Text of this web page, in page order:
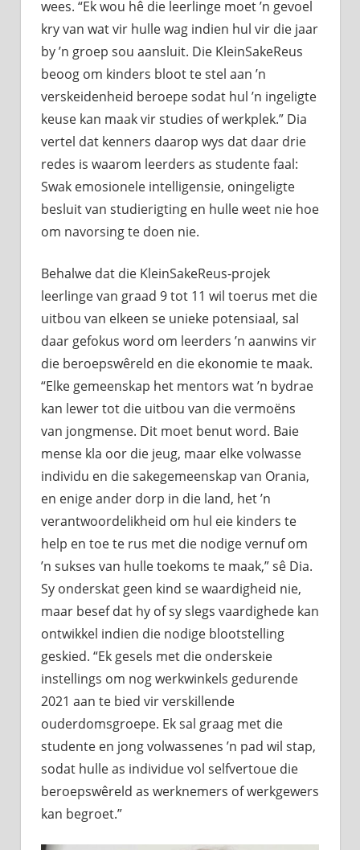
wees. “Ek wou hê die leerlinge moet ’n gevoel
kry van wat vir hulle wag indien hul vir die jaar
by ’n groep sou aansluit. Die KleinSakeReus
beoog om kinders bloot te stel aan ’n
verskeidenheid beroepe sodat hul ’n ingeligte
keuse kan maak vir studies of werkplek.” Dia
vertel dat kenners daarop wys dat daar drie
redes is waarom leerders as studente faal:
Swak emosionele intelligensie, oningeligte
besluit van studierigting en hulle weet nie hoe
om navorsing te doen nie.
Behalwe dat die KleinSakeReus-projek
leerlinge van graad 9 tot 11 wil toerus met die
uitbou van elkeen se unieke potensiaal, sal
daar gefokus word om leerders ’n aanwins vir
die beroepswêreld en die ekonomie te maak.
“Elke gemeenskap het mentors wat ’n bydrae
kan lewer tot die uitbou van die vermoëns
van jongmense. Dit moet benut word. Baie
mense kla oor die jeug, maar elke volwasse
individu en die sakegemeenskap van Orania,
en enige ander dorp in die land, het ’n
verantwoordelikheid om hul eie kinders te
help en toe te rus met die nodige vernuf om
’n sukses van hulle toekoms te maak,” sê Dia.
Sy onderskat geen kind se waardigheid nie,
maar besef dat hy of sy slegs vaardighede kan
ontwikkel indien die nodige blootstelling
geskied. “Ek gesels met die onderskeie
instellings om nog werkwinkels gedurende
2021 aan te bied vir verskillende
ouderdomsgroepe. Ek sal graag met die
studente en jong volwassenes ’n pad wil stap,
sodat hulle as individue vol selfvertoue die
beroepswêreld as werknemers of werkgewers
kan begroet.”